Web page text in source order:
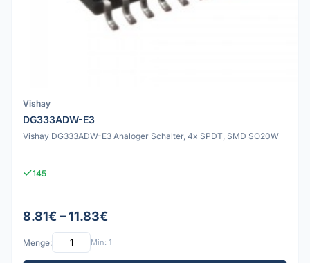
Vishay
DG333ADW-E3
Vishay DG333ADW-E3 Analoger Schalter, 4x SPDT, SMD SO20W
145
8.81€ – 11.83€
Menge: Min: 1